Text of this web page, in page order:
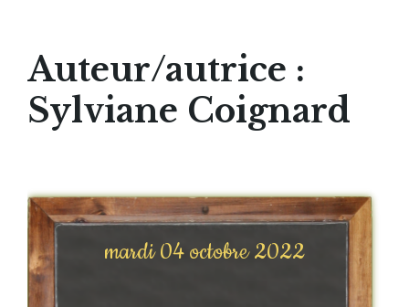
Auteur/autrice :
Sylviane Coignard
mardi 04 octobre 2022